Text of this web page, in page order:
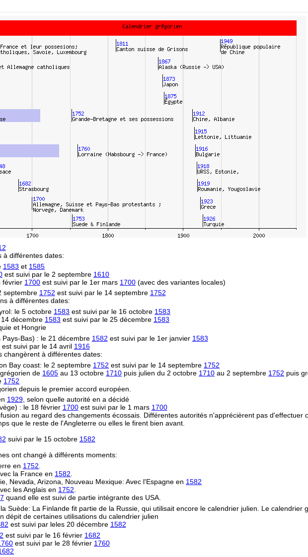
à différentes dates:
1583 et 1585
est suivi par le 2 septembre 1610
février 1700 est suivi par le 1er mars 1700 (avec des variantes locales)
septembre 1752 est suivi par le 14 septembre 1752
à différentes dates:
le 5 octobre 1583 est suivi par le 16 octobre 1583
décembre 1583 est suivi par le 25 décembre 1583
et Hongrie
Bas) : le 21 décembre 1582 est suivi par le 1er janvier 1583
est suivi par le 14 avril 1916
changèrent à différentes dates:
Bay coast: le 2 septembre 1752 est suivi par le 14 septembre 1752
de 1605 au 13 octobre 1710 puis julien du 2 octobre 1710 au 2 septembre 1752 puis
1752
depuis le premier accord européen.
1929, selon quelle autorité en a décidé
: le 18 février 1700est suivi par le 1 mars 1700
au regard des changements écossais. Différentes autorités n'apprécièrent pas d'effectuer
que le reste de l'Angleterre ou elles le firent bien avant.
suivi par le 15 octobre 1582
ont changé à différents moments:
en 1752.
la France en 1582.
Nevada, Arizona, Nouveau Mexique: Avec l'Espagne en 1582
les Anglais en 1752.
quand elle est suivi de partie intégrante des USA.
Suède: La Finlande fit partie de la Russie, qui utilisait encore le calendrier julien. Le calendrier
dépit de certaines utilisations du calendrier julien
est suivi par leles 20 décembre 1582
est suivi par le 16 février 1682
est suivi par le 28 février 1760